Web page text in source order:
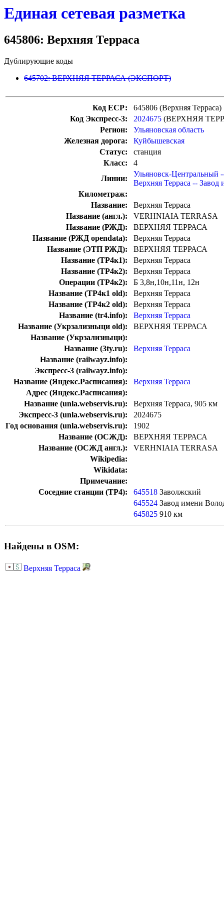
Единая сетевая разметка
645806: Верхняя Терраса
Дублирующие коды
645702: ВЕРХНЯЯ ТЕРРАСА (ЭКСПОРТ)
Код ЕСР:
645806 (Верхняя Терраса)
Код Экспресс-3:
2024675 (ВЕРХНЯЯ
Регион:
Ульяновская область
Железная дорога:
Куйбышевская
Статус:
станция
Класс:
4
Линии:
Ульяновск-Центральный
Верхняя Терраса -- Завод
Километраж:
Название:
Верхняя Терраса
Название (англ.):
VERHNIAIA TERRASA
Название (РЖД):
ВЕРХНЯЯ ТЕРРАСА
Название (РЖД opendata):
Верхняя Терраса
Название (ЭТП РЖД):
ВЕРХНЯЯ ТЕРРАСА
Название (ТР4к1):
Верхняя Терраса
Название (ТР4к2):
Верхняя Терраса
Операции (ТР4к2):
Б 3,8н,10н,11н, 12н
Название (ТР4к1 old):
Верхняя Терраса
Название (ТР4к2 old):
Верхняя Терраса
Название (tr4.info):
Верхняя Терраса
Название (Укрзализныци old):
ВЕРХНЯЯ ТЕРРАСА
Название (Укрзализныци):
Название (3ty.ru):
Верхняя Терраса
Название (railwayz.info):
Экспресс-3 (railwayz.info):
Название (Яндекс.Расписания):
Верхняя Терраса
Адрес (Яндекс.Расписания):
Название (unla.webservis.ru):
Верхняя Терраса, 905 км
Экспресс-3 (unla.webservis.ru):
2024675
Год основания (unla.webservis.ru):
1902
Название (ОСЖД):
ВЕРХНЯЯ ТЕРРАСА
Название (ОСЖД англ.):
VERHNIAIA TERRASA
Wikipedia:
Wikidata:
Примечание:
Соседние станции (ТР4):
645518 Заволжский
645524 Завод имени
645825 910 км
Найдены в OSM:
Верхняя Терраса